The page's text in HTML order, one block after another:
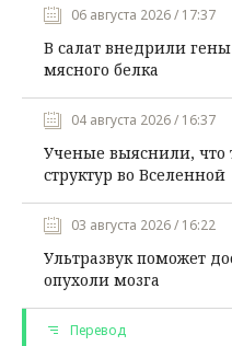
06 августа 2026 / 17:37
В салат внедрили
мясного белка
04 августа 2026 / 16:37
Ученые выяснили, что
структур во Вселенной
03 августа 2026 / 16:22
Ультразвук поможет
опухоли мозга
Перевод